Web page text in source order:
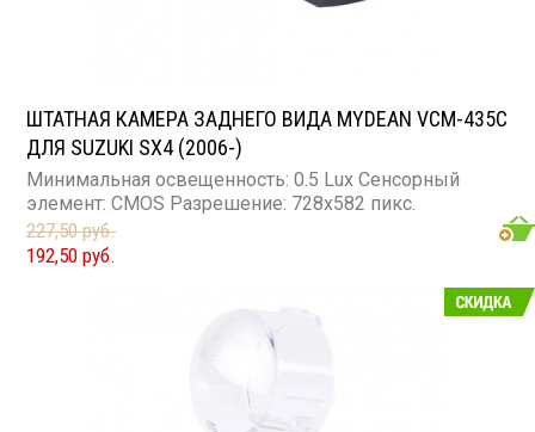
ШТАТНАЯ КАМЕРА ЗАДНЕГО ВИДА MYDEAN VCM-435C
ДЛЯ SUZUKI SX4 (2006-)
Минимальная освещенность: 0.5 Lux Сенсорный
элемент: CMOS Разрешение: 728x582 пикс.
227,50 руб.
192,50 руб.